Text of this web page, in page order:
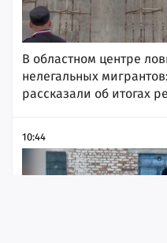
В областном центре
нелегальных
рассказали об итогах
10:44